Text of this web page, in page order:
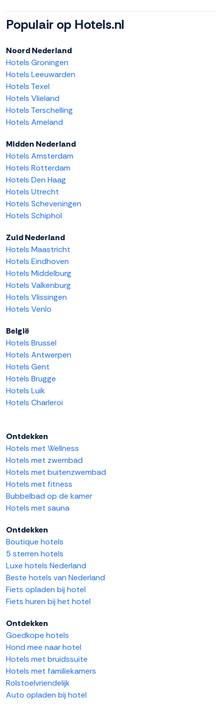
Populair op Hotels.nl
Noord Nederland
Hotels Groningen
Hotels Leeuwarden
Hotels Texel
Hotels Vlieland
Hotels Terschelling
Hotels Ameland
Midden Nederland
Hotels Amsterdam
Hotels Rotterdam
Hotels Den Haag
Hotels Utrecht
Hotels Scheveningen
Hotels Schiphol
Zuid Nederland
Hotels Maastricht
Hotels Eindhoven
Hotels Middelburg
Hotels Valkenburg
Hotels Vlissingen
Hotels Venlo
België
Hotels Brussel
Hotels Antwerpen
Hotels Gent
Hotels Brugge
Hotels Luik
Hotels Charleroi
Ontdekken
Hotels met Wellness
Hotels met zwembad
Hotels met buitenzwembad
Hotels met fitness
Bubbelbad op de kamer
Hotels met sauna
Ontdekken
Boutique hotels
5 sterren hotels
Luxe hotels Nederland
Beste hotels van Nederland
Fiets opladen bij hotel
Fiets huren bij het hotel
Ontdekken
Goedkope hotels
Hond mee naar hotel
Hotels met bruidssuite
Hotels met familiekamers
Rolstoelvriendelijk
Auto opladen bij hotel